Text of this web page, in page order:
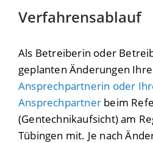
Verfahrensablauf
Als Betreiberin oder
geplanten Änderungen
Ansprechpartnerin oder
Ansprechpartner beim
(Gentechnikaufsicht) am
Tübingen mit. Je nach